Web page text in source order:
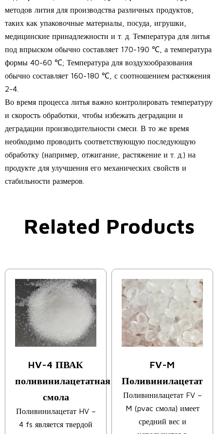
методов лития для производства различных продуктов,
таких как упаковочные материалы, посуда, игрушки,
медицинские принадлежности и т. д. Температура для литья
под впрыском обычно составляет 170-190 ℃, а температура
формы 40-60 ℃; Температура для воздухообразования
обычно составляет 160-180 ℃, с соотношением растяжения
2-4.
Во время процесса литья важно контролировать температуру
и скорость обработки, чтобы избежать деградации и
деградации производительности смеси. В то же время
необходимо проводить соответствующую последующую
обработку (например, отжигание, растяжение и т. д.) на
продукте для улучшения его механических свойств и
стабильности размеров.
Related Products
HV-4 ПВАК
поливинилацетатная
смола
Поливинилацетат HV –
4 fs является твердой
FV-M
Поливинилацетат
Поливинилацетат FV –
M (pvac смола) имеет
средний вес и